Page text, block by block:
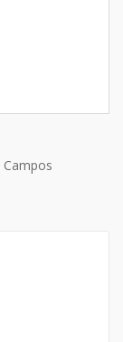
Campos